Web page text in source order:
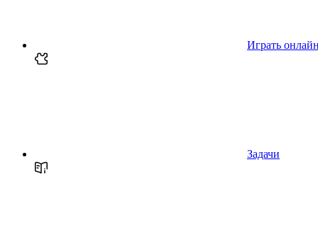
Играть онлайн
Задачи